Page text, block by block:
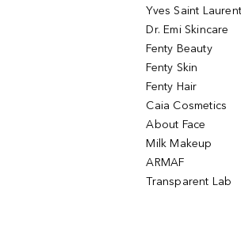
Yves Saint Laurent
Dr. Emi Skincare
Fenty Beauty
Fenty Skin
Fenty Hair
Caia Cosmetics
About Face
Milk Makeup
ARMAF
Transparent Lab